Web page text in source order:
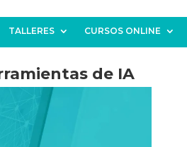
TALLERES CURSOS ONLINE
de IA